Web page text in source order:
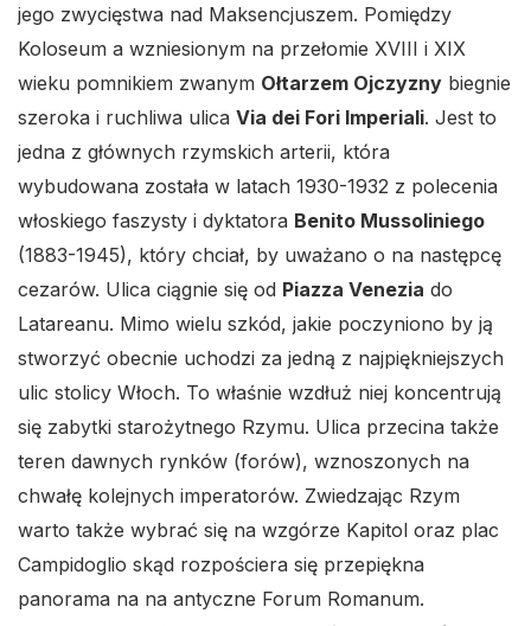
jego zwycięstwa nad Maksencjuszem. Pomiędzy
Koloseum a wzniesionym na przełomie XVIII i XIX
wieku pomnikiem zwanym Ołtarzem Ojczyzny biegnie
szeroka i ruchliwa ulica Via dei Fori Imperiali. Jest to
jedna z głównych rzymskich arterii, która
wybudowana została w latach 1930-1932 z polecenia
włoskiego faszysty i dyktatora Benito Mussoliniego
(1883-1945), który chciał, by uważano o na następcę
cezarów. Ulica ciągnie się od Piazza Venezia do
Latareanu. Mimo wielu szkód, jakie poczyniono by ją
stworzyć obecnie uchodzi za jedną z najpiękniejszych
ulic stolicy Włoch. To właśnie wzdłuż niej koncentrują
się zabytki starożytnego Rzymu. Ulica przecina także
teren dawnych rynków (forów), wznoszonych na
chwałę kolejnych imperatorów. Zwiedzając Rzym
warto także wybrać się na wzgórze Kapitol oraz plac
Campidoglio skąd rozpościera się przepiękna
panorama na na antyczne Forum Romanum.